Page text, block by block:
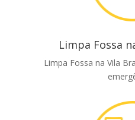
Limpa Fossa
Limpa Fossa na Vila